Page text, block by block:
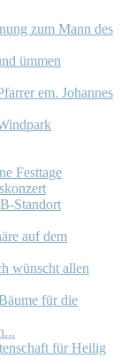
zum Mann des
ümmen
em. Johannes
Festtage
Standort
auf dem
wünscht allen
für die
für Heilig